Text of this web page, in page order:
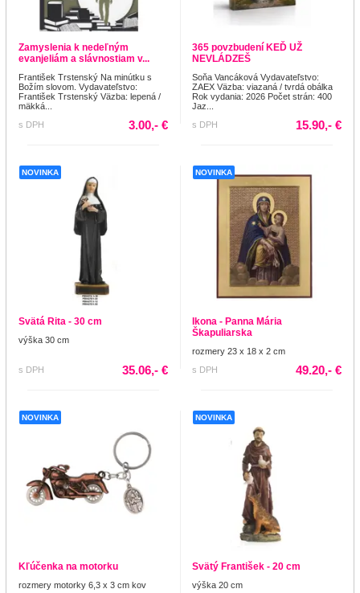
Zamyslenia k nedeľným
evanjeliám a slávnostiam v...
František Trstenský Na minútku s
Božím slovom. Vydavateľstvo:
František Trstenský Väzba: lepená /
mäkká...
s DPH
3.00,- €
365 povzbudení KEĎ UŽ
NEVLÁDZEŠ
Soňa Vancáková Vydavateľstvo:
ZAEX Väzba: viazaná / tvrdá obálka
Rok vydania: 2026 Počet strán: 400
Jaz...
s DPH
15.90,- €
NOVINKA
Svätá Rita - 30 cm
výška 30 cm
s DPH 35.06,- €
NOVINKA
Ikona - Panna Mária
Škapuliarska
rozmery 23 x 18 x 2 cm
s DPH
49.20,- €
NOVINKA
Kľúčenka na motorku
rozmery motorky 6,3 x 3 cm kov
NOVINKA
Svätý František - 20 cm
výška 20 cm